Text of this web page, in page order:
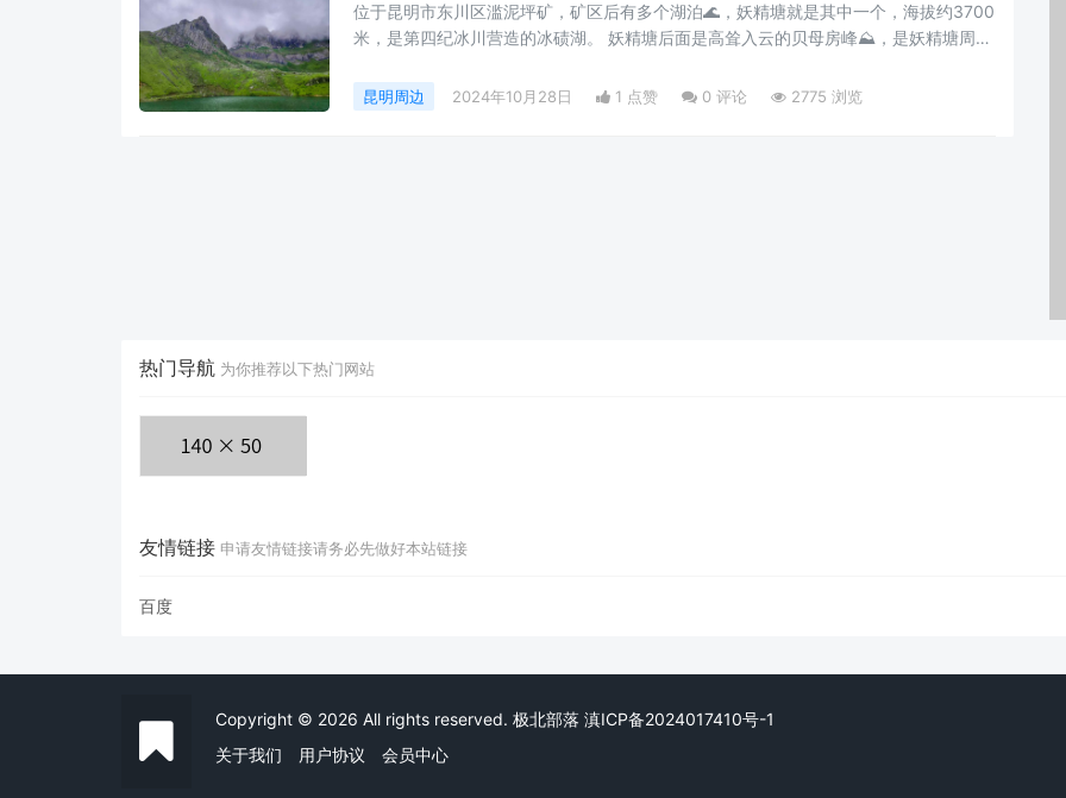
位于昆明市东川区滥泥坪矿，矿区后有多个湖泊🌊，妖精塘就是其中一个，海拔约3700
米，是第四纪冰川营造的冰碛湖。 妖精塘后面是高耸入云的贝母房峰⛰️，是妖精塘周围
的向往之地。 🏔️ 湖后面是壮观的贝母房峰，海拔高达4218米。在冬春季节，湖面结冰
可达40米厚，成为南国罕见
昆明周边 2024年10月28日 1 点赞 0 评论 2775 浏览
热门导航 为你推荐以下热门网站
友情链接 申请友情链接请务必先做好本站链接
百度
Copyright © 2026 All rights reserved. 极北部落 滇ICP备2024017410号-1
关于我们
用户协议 会员中心